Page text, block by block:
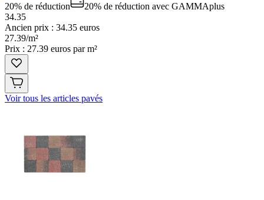
20% de réduction
20% de réduction avec GAMMAplus
34.35
Ancien prix : 34.35 euros
27.39/m²
Prix : 27.39 euros par m²
Voir tous les articles pavés